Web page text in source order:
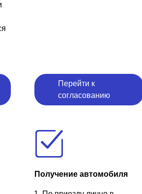
Перейти к
согласованию
Получение автомобиля